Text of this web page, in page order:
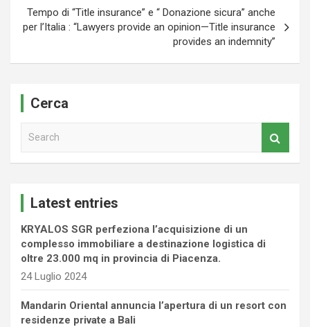
Tempo di “Title insurance” e “ Donazione sicura” anche
per l’Italia : “Lawyers provide an opinion—Title insurance
provides an indemnity”
Cerca
Latest entries
KRYALOS SGR perfeziona l’acquisizione di un
complesso immobiliare a destinazione logistica di
oltre 23.000 mq in provincia di Piacenza.
24 Luglio 2024
Mandarin Oriental annuncia l’apertura di un resort con
residenze private a Bali